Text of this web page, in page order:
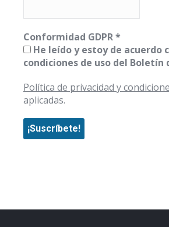
Conformidad GDPR*
He leído y estoy de acuerdo
condiciones de uso del Boletín
Política de privacidad y
aplicadas.